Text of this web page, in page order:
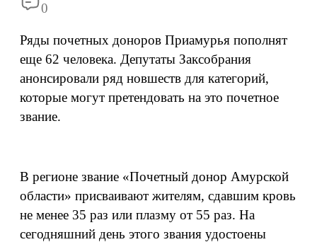
0
Ряды почетных доноров Приамурья пополнят
еще 62 человека. Депутаты Заксобрания
анонсировали ряд новшеств для категорий,
которые могут претендовать на это почетное
звание.
В регионе звание «Почетный донор Амурской
области» присваивают жителям, сдавшим кровь
не менее 35 раз или плазму от 55 раз. На
сегодняшний день этого звания удостоены